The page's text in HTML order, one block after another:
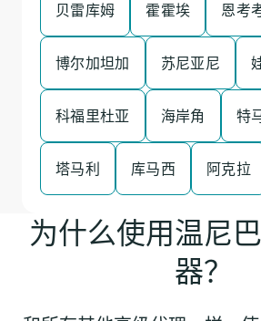
贝雷库姆 霍霍埃 恩考
博尔加坦加 苏尼亚尼
科福里杜亚 海岸角 特
塔马利 库马西 阿克拉
为什么使用温尼
器？